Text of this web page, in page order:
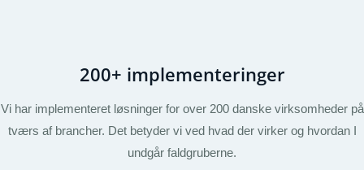
200+ implementeringer
Vi har implementeret løsninger for over 200 danske virksomheder på
tværs af brancher. Det betyder vi ved hvad der virker og hvordan I
undgår faldgruberne.